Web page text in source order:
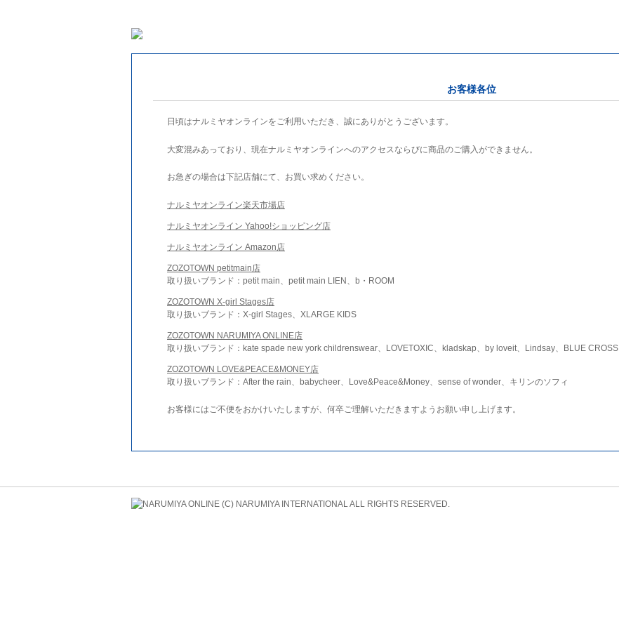
お客様各位
日頃はナルミヤオンラインをご利用いただき、誠にありがとうございます。
大変混みあっており、現在ナルミヤオンラインへのアクセスならびに商品のご購入ができません。
お急ぎの場合は下記店舗にて、お買い求めください。
ナルミヤオンライン楽天市場店
ナルミヤオンライン Yahoo!ショッピング店
ナルミヤオンライン Amazon店
ZOZOTOWN petitmain店
取り扱いブランド：petit main、petit main LIEN、b・ROOM
ZOZOTOWN X-girl Stages店
取り扱いブランド：X-girl Stages、XLARGE KIDS
ZOZOTOWN NARUMIYA ONLINE店
取り扱いブランド：kate spade new york childrenswear、LOVETOXIC、kladskap、by loveit、Lindsay、BLUE CROSS
ZOZOTOWN LOVE&PEACE&MONEY店
取り扱いブランド：After the rain、babycheer、Love&Peace&Money、sense of wonder、キリンのソフィ
お客様にはご不便をおかけいたしますが、何卒ご理解いただきますようお願い申し上げます。